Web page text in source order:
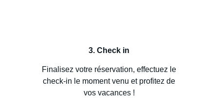
3. Check in
Finalisez votre réservation, effectuez le
check-in le moment venu et profitez de
vos vacances !